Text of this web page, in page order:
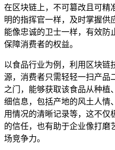
在区块链上，不可篡改且可精
明的指挥官一样，及时掌握供
能像忠诚的卫士一样，有效防
保障消费者的权益。
以食品行业为例，利用区块链
源，消费者只需轻轻一扫产品
之门，能够获取该食品从种植
细信息，包括产地的风土人情
用情况的清晰记录等，这不仅
的信任，也有助于企业像打磨
场竞争力。